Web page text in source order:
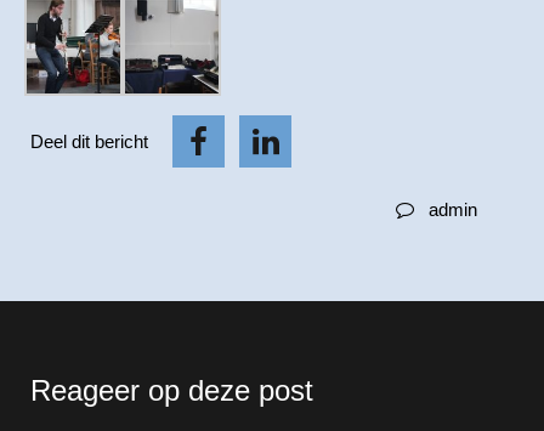
Deel dit bericht
admin
Reageer op deze post